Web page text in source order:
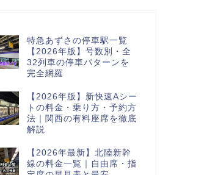
特急あずさの停車駅一覧
【2026年版】号数別・全
32列車の停車パターンを
完全網羅
【2026年版】新快速Aシー
トの料金・乗り方・予約方
法｜関西の有料座席を徹底
解説
【2026年最新】北陸新幹
線の料金一覧｜自由席・指